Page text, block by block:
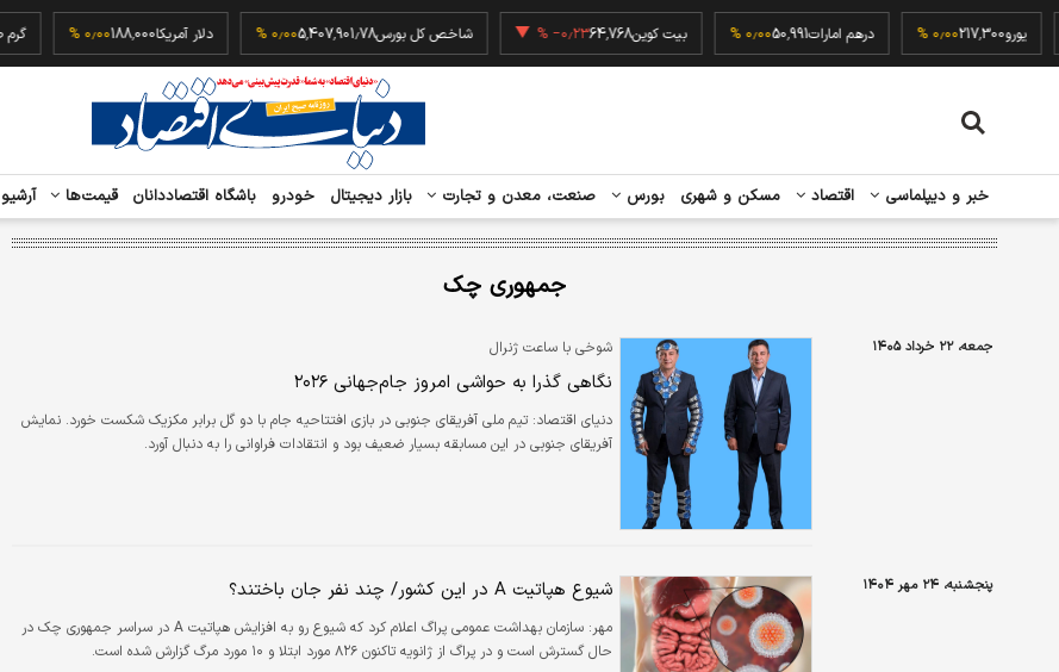
یورو217,300۰٫۰۰ % درهم امارات50,991۰٫۰۰ % بیت کوین64,768 ‎−۰٫۲۳ % شاخص کل بورس5,407,901.78۰٫۰۰ % دلار آمریکا188,000۰٫۰۰ %
خبر و دیپلماسی اقتصاد مسکن و شهری بورس صنعت، معدن و تجارت بازار دیجیتال خودرو باشگاه اقتصاددانان قیمت‌ها آرشیو
جمهوری چک
جمعه، ۲۲ خرداد ۱۴۰۵ شوخی با ساعت ژنرال
نگاهی گذرا به حواشی امروز جام‌جهانی ۲۰۲۶
دنیای اقتصاد:‌ تیم ملی آفریقای جنوبی در بازی افتتاحیه جام با دو گل برابر مکزیک شکست خورد. نمایش
آفریقای جنوبی در این مسابقه بسیار ضعیف بود و انتقادات فراوانی را به دنبال آورد.
پنجشنبه، ۲۴ مهر ۱۴۰۴ شیوع هپاتیت A در این کشور/ چند نفر جان باختند؟
مهر:
سازمان بهداشت عمومی پراگ اعلام کرد که شیوع رو به افزایش هپاتیت A در سراسر جمهوری چک در
حال گسترش است و در پراگ از ژانویه تاکنون ۸۲۶ مورد ابتلا و ۱۰ مورد مرگ گزارش شده است.